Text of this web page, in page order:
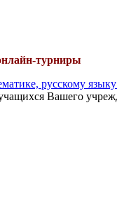
турниры
русскому
Вашего